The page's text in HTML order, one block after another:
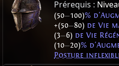
Prérequis :
(50—100)%
+(50—80) de Vie
(3—6) de Vie
(10—20)%
Posture